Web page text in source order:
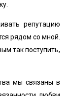
репутацию
рядом со мной.
так поступить,
мы связаны в